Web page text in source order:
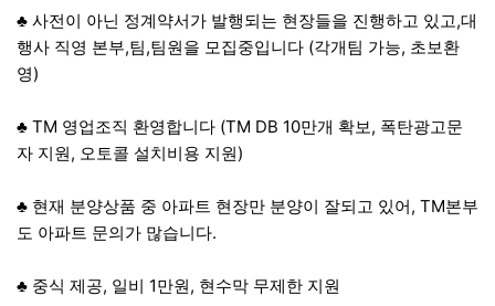
♣ 사전이 아닌 정계약서가 발행되는 현장들을 진행하고 있고,대
행사 직영 본부,팀,팀원을 모집중입니다 (각개팀 가능, 초보환
영)
♣ TM 영업조직 환영합니다 (TM DB 10만개 확보, 폭탄광고문
자 지원, 오토콜 설치비용 지원)
♣ 현재 분양상품 중 아파트 현장만 분양이 잘되고 있어, TM본부
도 아파트 문의가 많습니다.
♣ 중식 제공, 일비 1만원, 현수막 무제한 지원